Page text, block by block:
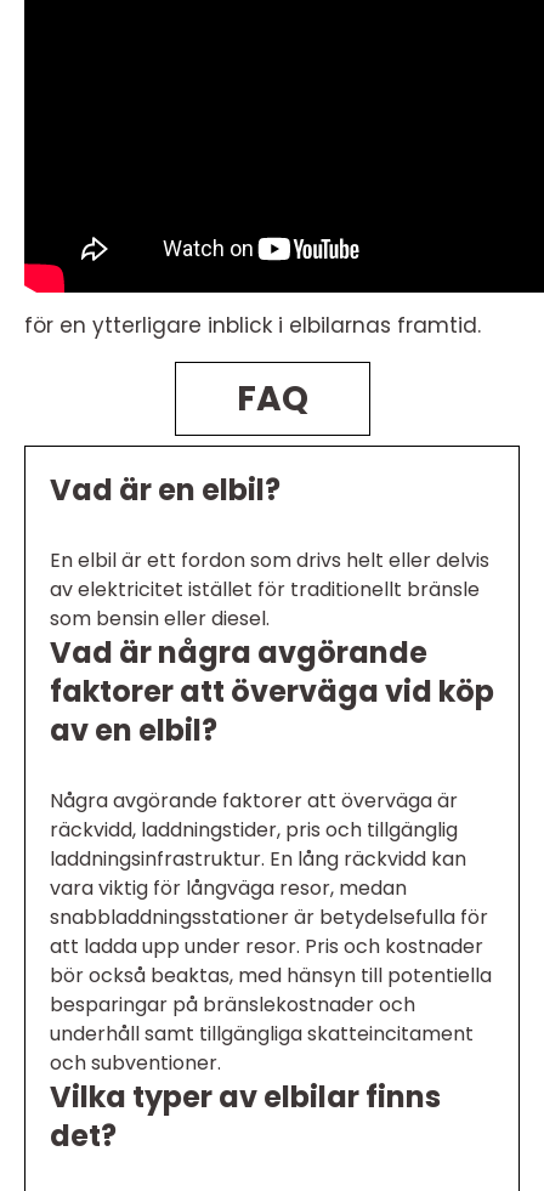
för en ytterligare inblick i elbilarnas framtid.
FAQ
Vad är en elbil?
En elbil är ett fordon som drivs helt eller delvis
av elektricitet istället för traditionellt bränsle
som bensin eller diesel.
Vad är några avgörande
faktorer att överväga vid köp
av en elbil?
Några avgörande faktorer att överväga är
räckvidd, laddningstider, pris och tillgänglig
laddningsinfrastruktur. En lång räckvidd kan
vara viktig för långväga resor, medan
snabbladdningsstationer är betydelsefulla för
att ladda upp under resor. Pris och kostnader
bör också beaktas, med hänsyn till potentiella
besparingar på bränslekostnader och
underhåll samt tillgängliga skatteincitament
och subventioner.
Vilka typer av elbilar finns
det?